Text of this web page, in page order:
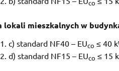
co
lokali mieszkalnych w
c) standard NF40 – EUco ≤ 40
d) standard NF15 – EUco ≤ 15